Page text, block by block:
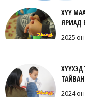
ХҮҮ
ЯРИАД
2025
2024